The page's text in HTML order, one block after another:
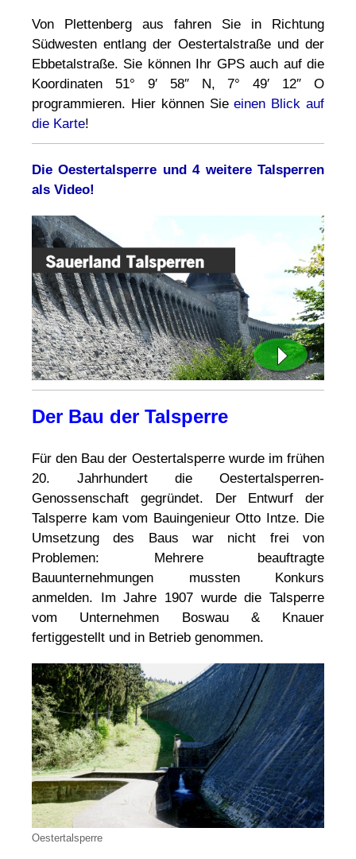
Von Plettenberg aus fahren Sie in Richtung
Südwesten entlang der Oestertalstraße und der
Ebbetalstraße. Sie können Ihr GPS auch auf die
Koordinaten 51° 9′ 58″ N, 7° 49′ 12″ O
programmieren. Hier können Sieeinen Blick auf
die Karte!
Die Oestertalsperre und 4 weitere Talsperren
als Video!
Der Bau der Talsperre
Für den Bau der Oestertalsperre wurde im frühen
20. Jahrhundert die Oestertalsperren-
Genossenschaft gegründet. Der Entwurf der
Talsperre kam vom Bauingenieur Otto Intze. Die
Umsetzung des Baus war nicht frei von
Problemen: Mehrere beauftragte
Bauunternehmungen mussten Konkurs
anmelden. Im Jahre 1907 wurde die Talsperre
vom Unternehmen Boswau & Knauer
fertiggestellt und in Betrieb genommen.
Oestertalsperre